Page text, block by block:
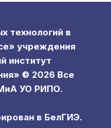
технологий в
учреждения
институт
© 2026 Все
УО РИПО.
в БелГИЭ.